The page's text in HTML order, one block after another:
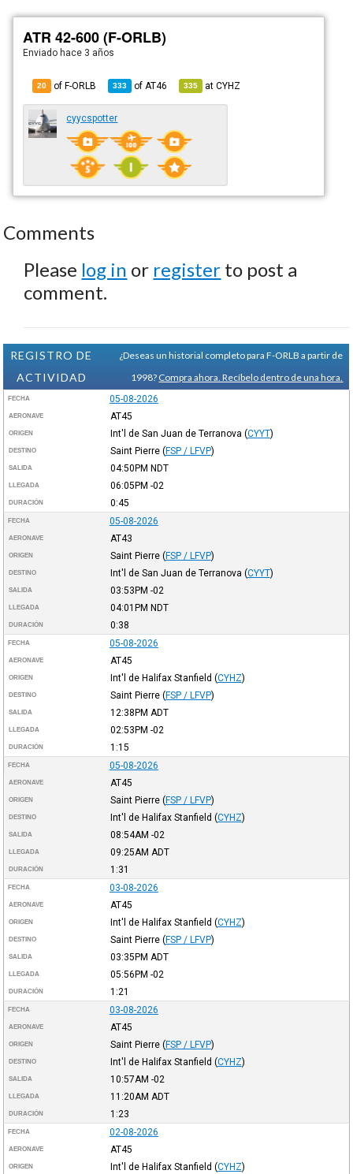
ATR 42-600 (F-ORLB)
Enviado hace 3 años
20 of F-ORLB 333 of AT46 335 atCYHZ
cyycspotter
Comments
Please log in or register to post a
comment.
REGISTRO DE
ACTIVIDAD
¿Deseas un historial completo para F-ORLB a partir de
1998? Compra ahora. Recíbelo dentro de una hora.
FECHA 05-08-2026
AERONAVE AT45
ORIGEN Int'l de San Juan de Terranova (CYYT)
DESTINO Saint Pierre (FSP / LFVP)
SALIDA 04:50PM NDT
LLEGADA 06:05PM -02
DURACIÓN 0:45
FECHA 05-08-2026
AERONAVE AT43
ORIGEN Saint Pierre (FSP / LFVP)
DESTINO Int'l de San Juan de Terranova (CYYT)
SALIDA 03:53PM -02
LLEGADA 04:01PM NDT
DURACIÓN 0:38
FECHA 05-08-2026
AERONAVE AT45
ORIGEN Int'l de Halifax Stanfield (CYHZ)
DESTINO Saint Pierre (FSP / LFVP)
SALIDA 12:38PM ADT
LLEGADA 02:53PM -02
DURACIÓN 1:15
FECHA 05-08-2026
AERONAVE AT45
ORIGEN Saint Pierre (FSP / LFVP)
DESTINO Int'l de Halifax Stanfield (CYHZ)
SALIDA 08:54AM -02
LLEGADA 09:25AM ADT
DURACIÓN 1:31
FECHA 03-08-2026
AERONAVE AT45
ORIGEN Int'l de Halifax Stanfield (CYHZ)
DESTINO Saint Pierre (FSP / LFVP)
SALIDA 03:35PM ADT
LLEGADA 05:56PM -02
DURACIÓN 1:21
FECHA 03-08-2026
AERONAVE AT45
ORIGEN Saint Pierre (FSP / LFVP)
DESTINO Int'l de Halifax Stanfield (CYHZ)
SALIDA 10:57AM -02
LLEGADA 11:20AM ADT
DURACIÓN 1:23
FECHA 02-08-2026
AERONAVE AT45
ORIGEN Int'l de Halifax Stanfield (CYHZ)